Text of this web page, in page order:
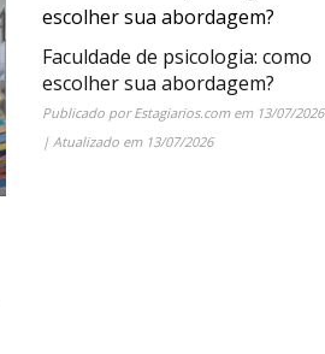
Faculdade de psicologia: como
escolher sua abordagem?
Publicado porEstagiarios.comem 13/07/2026
| Atualizado em 13/07/2026